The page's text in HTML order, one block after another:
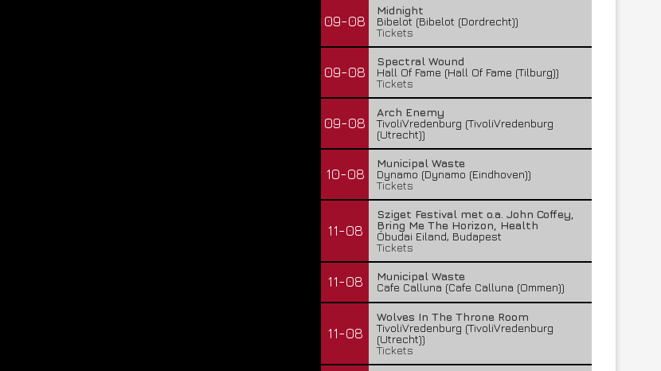
09-08
Midnight
Bibelot (Bibelot (Dordrecht))
Tickets
09-08
Spectral Wound
Hall Of Fame (Hall Of Fame (Tilburg))
Tickets
09-08
Arch Enemy
TivoliVredenburg (TivoliVredenburg
(Utrecht))
10-08
Municipal Waste
Dynamo (Dynamo (Eindhoven))
Tickets
11-08
Sziget Festival met o.a. John Coffey,
Bring Me The Horizon, Health
Óbudai Eiland, Budapest
Tickets
11-08
Municipal Waste
Cafe Calluna (Cafe Calluna (Ommen))
11-08
Wolves In The Throne Room
TivoliVredenburg (TivoliVredenburg
(Utrecht))
Tickets